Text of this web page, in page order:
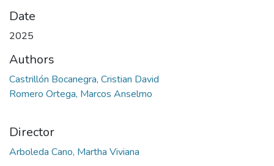
Date
2025
Authors
Castrillón Bocanegra, Cristian David
Romero Ortega, Marcos Anselmo
Director
Arboleda Cano, Martha Viviana